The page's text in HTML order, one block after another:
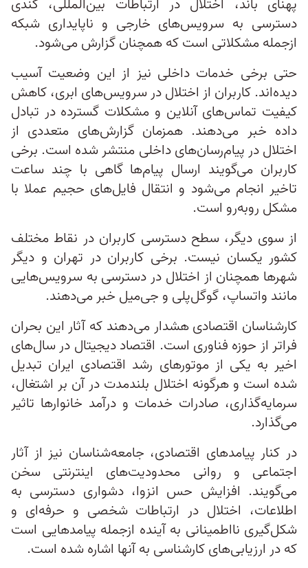
پهنای باند، اختلال در ارتباطات بین‌المللی، کندی
دسترسی به سرویس‌های خارجی و ناپایداری شبکه
ازجمله مشکلاتی است که همچنان گزارش می‌شود.
حتی برخی خدمات داخلی نیز از این وضعیت آسیب
دیده‌اند. کاربران از اختلال در سرویس‌های ابری، کاهش
کیفیت تماس‌های آنلاین و مشکلات گسترده در تبادل
داده خبر می‌دهند. همزمان گزارش‌های متعددی از
اختلال در پیام‌رسان‌های داخلی منتشر شده است. برخی
کاربران می‌گویند ارسال پیام‌ها گاهی با چند ساعت
تاخیر انجام می‌شود و انتقال فایل‌های حجیم عملا با
مشکل روبه‌رو است.
از سوی دیگر، سطح دسترسی کاربران در نقاط مختلف
کشور یکسان نیست. برخی کاربران در تهران و دیگر
شهرها همچنان از اختلال در دسترسی به سرویس‌هایی
مانند واتساپ، گوگل‌پلی و جی‌میل خبر می‌دهند.
کارشناسان اقتصادی هشدار می‌دهند که آثار این بحران
فراتر از حوزه فناوری است. اقتصاد دیجیتال در سال‌های
اخیر به یکی از موتورهای رشد اقتصادی ایران تبدیل
شده است و هرگونه اختلال بلندمدت در آن بر اشتغال،
سرمایه‌گذاری، صادرات خدمات و درآمد خانوارها تاثیر
می‌گذارد.
در کنار پیامدهای اقتصادی، جامعه‌شناسان نیز از آثار
اجتماعی و روانی محدودیت‌های اینترنتی سخن
می‌گویند. افزایش حس انزوا، دشواری دسترسی به
اطلاعات، اختلال در ارتباطات شخصی و حرفه‌ای و
شکل‌گیری نااطمینانی به آینده ازجمله پیامدهایی است
که در ارزیابی‌های کارشناسی به آنها اشاره شده است.